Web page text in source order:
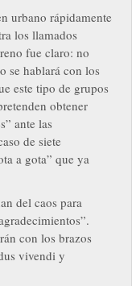
urbano rápidamente
los llamados
fue claro: no
se hablará con los
este tipo de grupos
obtener
ante las
de siete
a gota” que ya
del caos para
con los brazos
vivendi y